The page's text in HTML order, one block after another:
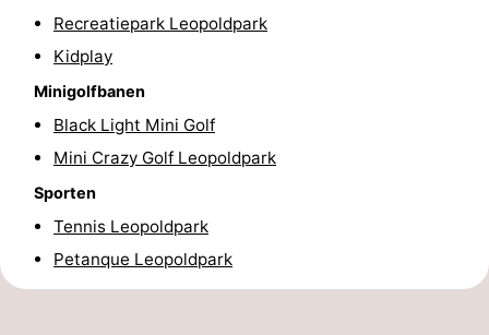
Steden
Sporten
Zwembaden
Fietsen
Wandelen
Golfbanen
Recreatiepark Leopoldpark
Kidplay
Minigolfbanen
Black Light Mini Golf
Mini Crazy Golf Leopoldpark
Sporten
Tennis Leopoldpark
Petanque Leopoldpark